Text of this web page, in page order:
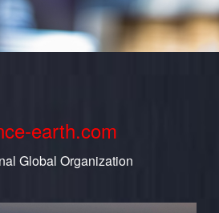
earth.com
Global Organization